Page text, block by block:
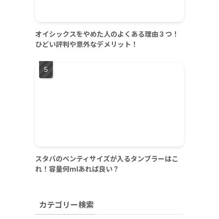
オイシックスをやめた人のよくある理由３つ！
ひどい評判や意外なデメリット！
スタバのベンティサイズが入るタンブラーはこ
れ！容量何mlあれば良い？
カテゴリー検索